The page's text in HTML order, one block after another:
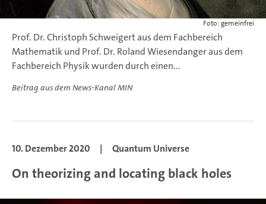
Foto: gemeinfrei
Prof. Dr. Christoph Schweigert aus dem Fachbereich
Mathematik und Prof. Dr. Roland Wiesendanger aus dem
Fachbereich Physik wurden durch einen...
Beitrag aus dem News-Kanal MIN
10. Dezember 2020 | Quantum Universe
On theorizing and locating black holes